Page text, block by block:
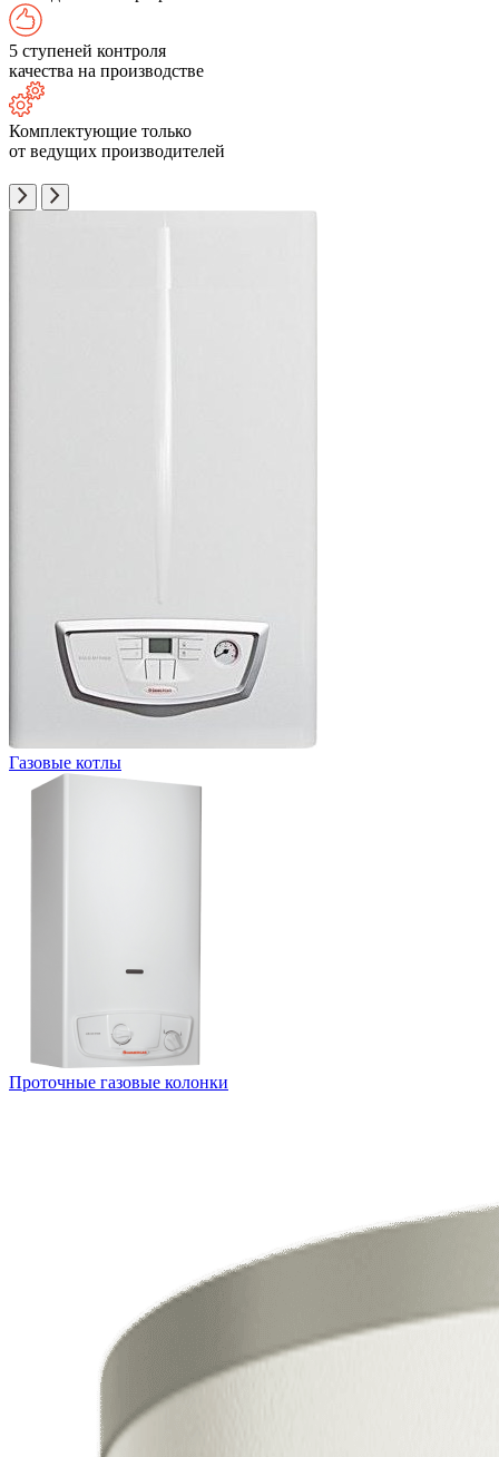
5 ступеней контроля
качества на производстве
Комплектующие только
от ведущих производителей
Газовые котлы
Проточные газовые колонки